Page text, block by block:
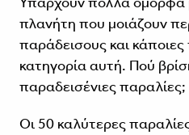
πλανήτη που μοιάζουν
παράδεισους και
κατηγορία αυτή. Πού
παραδεισένιες παραλίες;
Οι 50 καλύτερες